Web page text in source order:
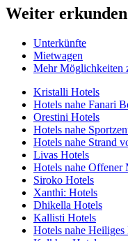
Weiter erkunden
Unterkünfte
Mietwagen
Mehr Möglichkeiten
Kristalli Hotels
Hotels nahe Fanari
Orestini Hotels
Hotels nahe
Hotels nahe Strand
Livas Hotels
Hotels nahe Offener
Siroko Hotels
Xanthi: Hotels
Dhikella Hotels
Kallisti Hotels
Hotels nahe